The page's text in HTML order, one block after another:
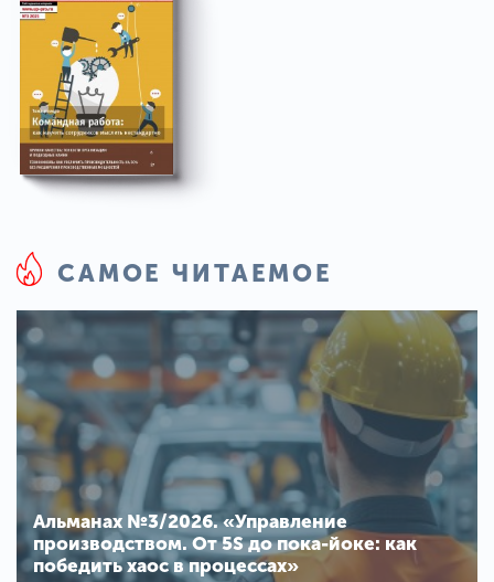
САМОЕ ЧИТАЕМОЕ
Альманах №3/2026. «Управление
производством. От 5S до пока-йоке: как
победить хаос в процессах»